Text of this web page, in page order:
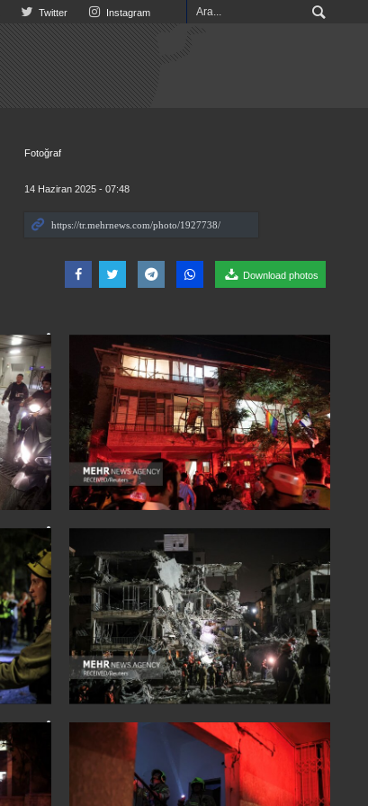
Twitter Instagram
Fotoğraf
14 Haziran 2025 - 07:48
Download photos